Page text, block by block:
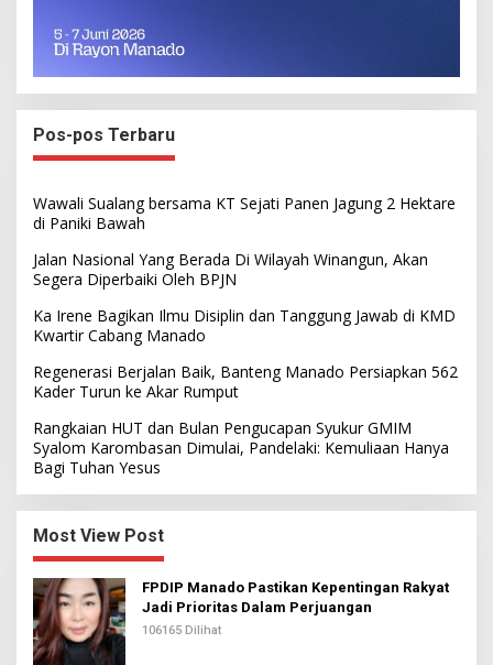
Pos-pos Terbaru
Wawali Sualang bersama KT Sejati Panen Jagung 2 Hektare
di Paniki Bawah
Jalan Nasional Yang Berada Di Wilayah Winangun, Akan
Segera Diperbaiki Oleh BPJN
Ka Irene Bagikan Ilmu Disiplin dan Tanggung Jawab di KMD
Kwartir Cabang Manado
Regenerasi Berjalan Baik, Banteng Manado Persiapkan 562
Kader Turun ke Akar Rumput
Rangkaian HUT dan Bulan Pengucapan Syukur GMIM
Syalom Karombasan Dimulai, Pandelaki: Kemuliaan Hanya
Bagi Tuhan Yesus
Most View Post
FPDIP Manado Pastikan Kepentingan Rakyat
Jadi Prioritas Dalam Perjuangan
106165 Dilihat